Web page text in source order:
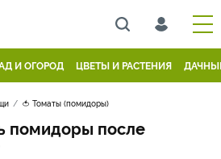
И ОГОРОД ЦВЕТЫ И РАСТЕНИЯ
🍅 Томаты (помидоры)
помидоры после